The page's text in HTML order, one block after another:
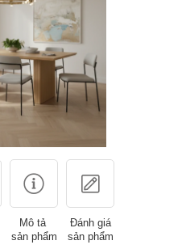
Mô tả
sản phẩm
Đánh giá
sản phẩm